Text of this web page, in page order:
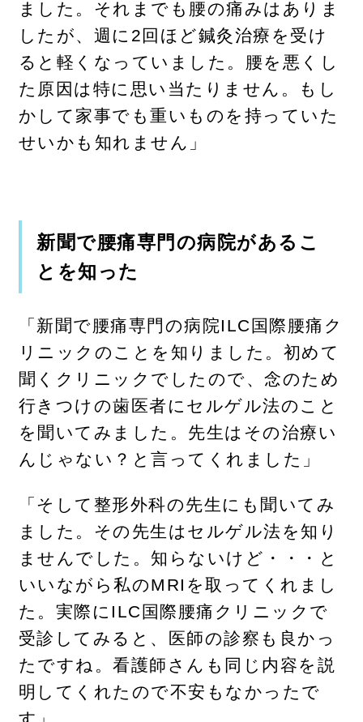
ました。それまでも腰の痛みはありま
したが、週に2回ほど鍼灸治療を受け
ると軽くなっていました。腰を悪くし
た原因は特に思い当たりません。もし
かして家事でも重いものを持っていた
せいかも知れません」
新聞で腰痛専門の病院があるこ
とを知った
「新聞で腰痛専門の病院ILC国際腰痛ク
リニックのことを知りました。初めて
聞くクリニックでしたので、念のため
行きつけの歯医者にセルゲル法のこと
を聞いてみました。先生はその治療い
んじゃない？と言ってくれました」
「そして整形外科の先生にも聞いてみ
ました。その先生はセルゲル法を知り
ませんでした。知らないけど・・・と
いいながら私のMRIを取ってくれまし
た。実際にILC国際腰痛クリニックで
受診してみると、医師の診察も良かっ
たですね。看護師さんも同じ内容を説
明してくれたので不安もなかったで